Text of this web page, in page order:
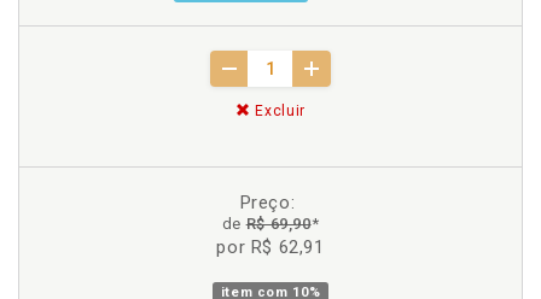
Excluir
Preço:
deR$ 69,90*
por R$ 62,91
item com 10%